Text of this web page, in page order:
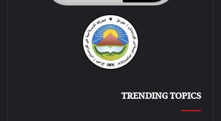
TRENDING TOPICS